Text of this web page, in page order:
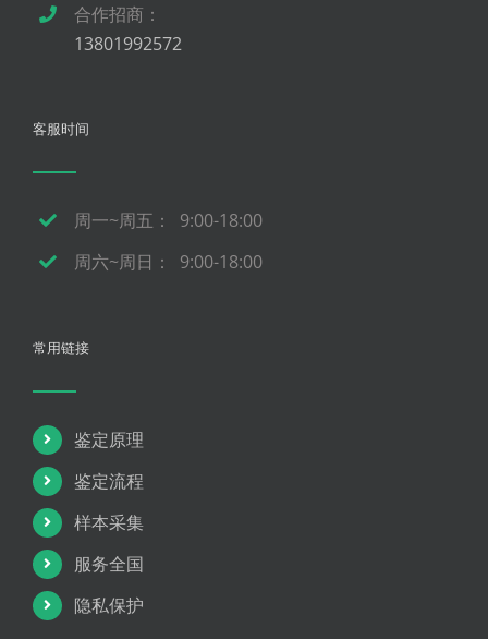
合作招商：
13801992572
客服时间
周一~周五： 9:00-18:00
周六~周日： 9:00-18:00
常用链接
鉴定原理
鉴定流程
样本采集
服务全国
隐私保护